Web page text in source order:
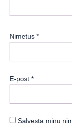
Nimetus *
E-post *
Salvesta minu